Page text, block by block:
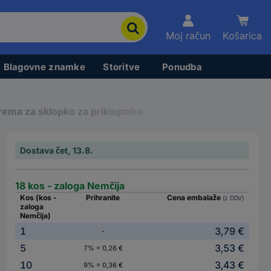
Moj račun Košarica
Blagovne znamke Storitve Ponudba
za sklopko za priklopnike
Dostava čet, 13.8.
18 kos - zaloga Nemčija
Kos (kos -
zaloga
Nemčija)
Prihranite Cena embalaže (z DDV)
1 -
3,79 €
5
7% = 0,26 €
3,53 €
10
9% = 0,36 € 3,43 €